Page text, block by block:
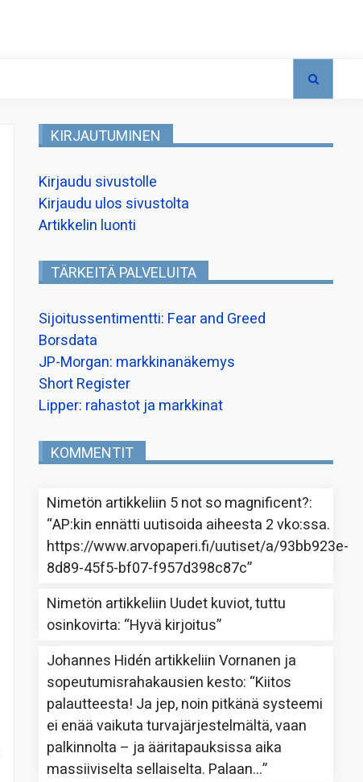
KIRJAUTUMINEN
Kirjaudu sivustolle
Kirjaudu ulos sivustolta
Artikkelin luonti
TÄRKEITÄ PALVELUITA
Sijoitussentimentti: Fear and Greed
Borsdata
JP-Morgan: markkinanäkemys
Short Register
Lipper: rahastot ja markkinat
KOMMENTIT
Nimetön artikkeliin 5 not so magnificent?:
“AP:kin ennätti uutisoida aiheesta 2 vko:ssa.
https://www.arvopaperi.fi/uutiset/a/93bb923e-
8d89-45f5-bf07-f957d398c87c”
Nimetön artikkeliin Uudet kuviot, tuttu
osinkovirta: “Hyvä kirjoitus”
Johannes Hidén artikkeliinVornanen ja
sopeutumisrahakausien kesto: “Kiitos
palautteesta! Ja jep, noin pitkänä systeemi
ei enää vaikuta turvajärjestelmältä, vaan
palkinnolta – ja ääritapauksissa aika
massiiviselta sellaiselta. Palaan…”